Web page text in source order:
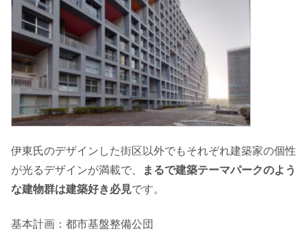
伊東氏のデザインした街区以外でもそれぞれ建築家の個性
が光るデザインが満載で、
まるで建築テーマパークのよう
な建物群は建築好き必見です。
基本計画：都市基盤整備公団